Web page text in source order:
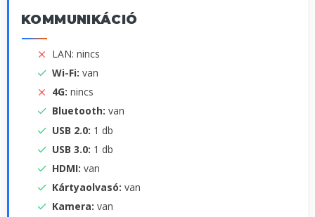
KOMMUNIKÁCIÓ
LAN: nincs
Wi-Fi: van
4G: nincs
Bluetooth: van
USB 2.0: 1 db
USB 3.0: 1 db
HDMI: van
Kártyaolvasó: van
Kamera: van